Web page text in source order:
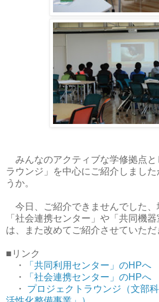
みんなのアクティブな学修拠点と
ラウンジ」を中心にご紹介しまし
うか。
今日、ご紹介できませんでした、
「社会連携センター」や「共同機
は、また改めてご紹介させていただ
■リンク
・
「共同利用センター」のHPへ
・
「社会連携センター」のHPへ
・ プロジェクトラウンジ（文部